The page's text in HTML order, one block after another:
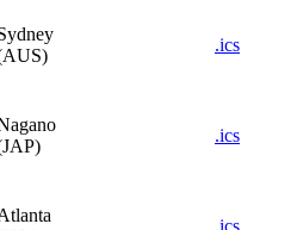
.ics
.ics
.ics